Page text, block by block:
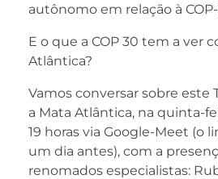
autônomo em relação à
E o que a COP 30 tem a ver
Atlântica?
Vamos conversar sobre este
a Mata Atlântica, na quinta-
19 horas via Google-Meet (o
um dia antes), com a
renomados especialistas: